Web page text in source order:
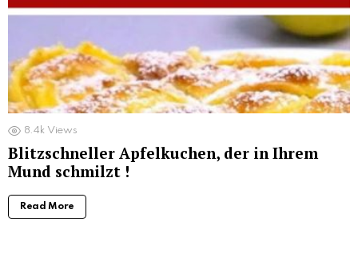
8.4k Views
Blitzschneller Apfelkuchen, der in Ihrem
Mund schmilzt !
Read More